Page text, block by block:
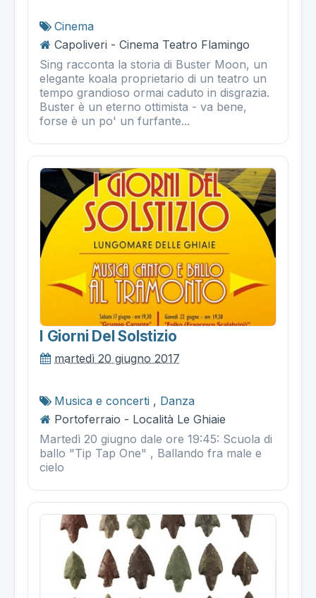
Cinema
Capoliveri - Cinema Teatro Flamingo
Sing racconta la storia di Buster Moon, un
elegante koala proprietario di un teatro un
tempo grandioso ormai caduto in disgrazia.
Buster è un eterno ottimista - va bene,
forse è un po' un furfante...
I Giorni Del Solstizio
martedì 20 giugno 2017
Musica e concerti , Danza
Portoferraio - Località Le Ghiaie
Martedì 20 giugno dale ore 19:45: Scuola di
ballo "Tip Tap One" , Ballando fra male e
cielo